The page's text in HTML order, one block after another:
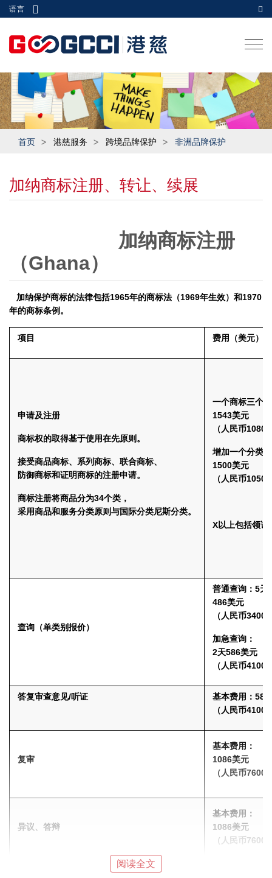
语言
首页 港慈服务 跨境品牌保护 非洲品牌保护
加纳商标注册、转让、续展
加纳商标注册
（Ghana）
加纳保护商标的法律包括1965年的商标法（1969年生效）和1970
年的商标条例。
项目 费用（美元）
申请及注册
商标权的取得基于使用在先原则。
接受商品商标、系列商标、联合商标、
防御商标和证明商标的注册申请。
商标注册将商品分为34个类，
采用商品和服务分类原则与国际分类尼斯分类。
一个商标三个
1543美元
（人民币
增加一个分类：
1500美元
（人民币
X以上包括领证
查询（单类别报价）
普通查询：5天
486美元
（人民币3400
加急查询：
2天586美元
（人民币4100
答复审查意见/听证
基本费用：586
（人民币4100
复审
基本费用：
1086美元
（人民币7600
异议、答辩
基本费用：
1086美元
（人民币7600
阅读全文